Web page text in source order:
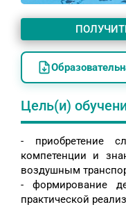
Цель(и)
- приобретение
компетенции и
воздушным
- формирование
практической